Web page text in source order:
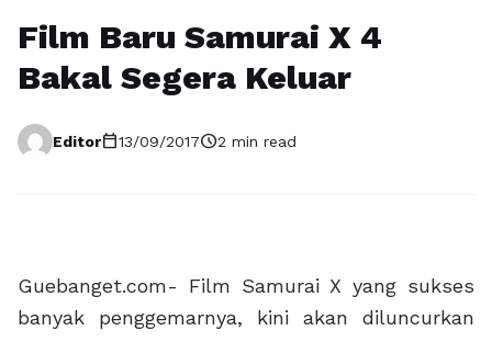
Film Baru Samurai X 4
Bakal Segera Keluar
Editorcalendar_today13/09/2017schedule2 min read
Guebanget.com- Film Samurai X yang sukses
banyak penggemarnya, kini akan diluncurkan